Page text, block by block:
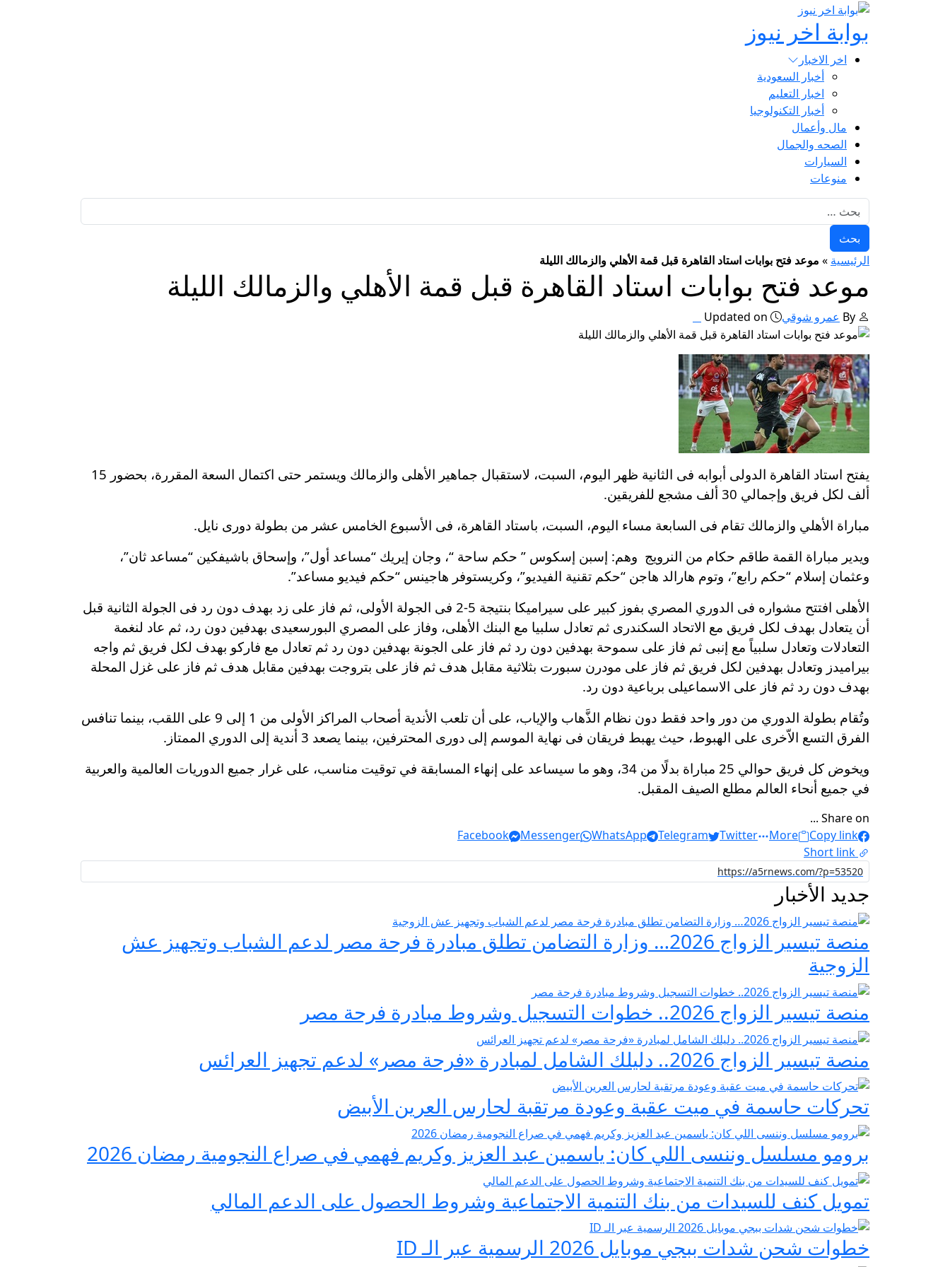
بوابة اخر نيوز
اخر الاخبار
أخبار السعودية
اخبار التعليم
أخبار التكنولوجيا
مال وأعمال
الصحه والجمال
السيارات
منوعات
الرئيسية » موعد فتح بوابات استاد القاهرة قبل قمة الأهلي والزمالك الليلة
موعد فتح بوابات استاد القاهرة قبل قمة الأهلي والزمالك الليلة
By عمرو شوقي Updated on
يفتح استاد القاهرة الدولى أبوابه فى الثانية ظهر اليوم، السبت، لاستقبال جماهير الأهلى والزمالك ويستمر حتى اكتمال السعة المقررة، بحضور 15
ألف لكل فريق وإجمالي 30 ألف مشجع للفريقين.
مباراة الأهلي والزمالك تقام فى السابعة مساء اليوم، السبت، باستاد القاهرة، فى الأسبوع الخامس عشر من بطولة دورى نايل.
ويدير مباراة القمة طاقم حكام من النرويج وهم: إسبن إسكوس ” حكم ساحة “، وجان إيريك “مساعد أول”، وإسحاق باشيفكين “مساعد ثان”،
وعثمان إسلام “حكم رابع”، وتوم هارالد هاجن “حكم تقنية الفيديو”، وكريستوفر هاجينس “حكم فيديو مساعد”.
الأهلى افتتح مشواره فى الدوري المصري بفوز كبير على سيراميكا بنتيجة 5-2 فى الجولة الأولى، ثم فاز على زد بهدف دون رد فى الجولة الثانية قبل
أن يتعادل بهدف لكل فريق مع الاتحاد السكندرى ثم تعادل سلبيا مع البنك الأهلى، وفاز على المصري البورسعيدى بهدفين دون رد، ثم عاد لنغمة
التعادلات وتعادل سلبياً مع إنبى ثم فاز على سموحة بهدفين دون رد ثم فاز على الجونة بهدفين دون رد ثم تعادل مع فاركو بهدف لكل فريق ثم واجه
بيراميدز وتعادل بهدفين لكل فريق ثم فاز على مودرن سبورت بثلاثية مقابل هدف ثم فاز على بتروجت بهدفين مقابل هدف ثم فاز على غزل المحلة
بهدف دون رد ثم فاز على الاسماعيلى برباعية دون رد.
وتُقام بطولة الدوري من دور واحد فقط دون نظام الذَّهاب والإياب، على أن تلعب الأندية أصحاب المراكز الأولى من 1 إلى 9 على اللقب، بينما تنافس
الفرق التسع الاّخرى على الهبوط، حيث يهبط فريقان فى نهاية الموسم إلى دورى المحترفين، بينما يصعد 3 أندية إلى الدوري الممتاز.
ويخوض كل فريق حوالي 25 مباراة بدلًا من 34، وهو ما سيساعد على إنهاء المسابقة في توقيت مناسب، على غرار جميع الدوريات العالمية والعربية
في جميع أنحاء العالم مطلع الصيف المقبل.
Share on ...
Facebook
Messenger WhatsApp Telegram Twitter More
Copy link
Short link
جديد الأخبار
منصة تيسير الزواج 2026… وزارة التضامن تطلق مبادرة فرحة مصر لدعم الشباب وتجهيز عش
الزوجية
منصة تيسير الزواج 2026.. خطوات التسجيل وشروط مبادرة فرحة مصر
منصة تيسير الزواج 2026.. دليلك الشامل لمبادرة «فرحة مصر» لدعم تجهيز العرائس
تحركات حاسمة في ميت عقبة وعودة مرتقبة لحارس العرين الأبيض
برومو مسلسل وننسى اللي كان: ياسمين عبد العزيز وكريم فهمي في صراع النجومية رمضان 2026
تمويل كنف للسيدات من بنك التنمية الاجتماعية وشروط الحصول على الدعم المالي
خطوات شحن شدات ببجي موبايل 2026 الرسمية عبر الـ ID